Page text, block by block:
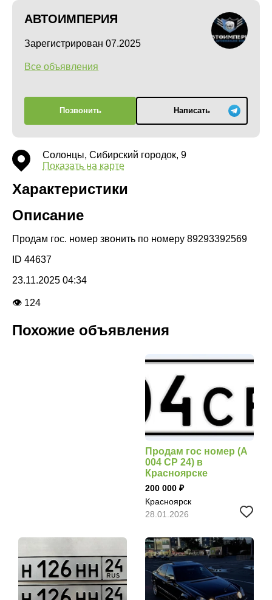
АВТОИМПЕРИЯ
Зарегистрирован 07.2025
Все объявления
Позвонить Написать
Солонцы, Сибирский городок, 9
Показать на карте
Характеристики
Описание
Продам гос. номер звонить по номеру 89293392569
ID 44637
23.11.2025 04:34
👁 124
Похожие объявления
Продам гос номер (А
004 СР 24) в
Красноярске
200 000
Красноярск
28.01.2026